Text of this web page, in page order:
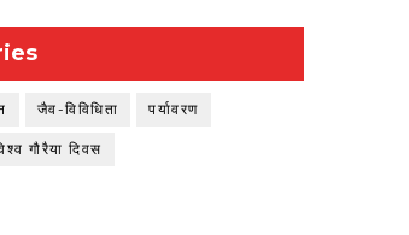
जैव-विविधिता पर्यावरण
गौरैया दिवस